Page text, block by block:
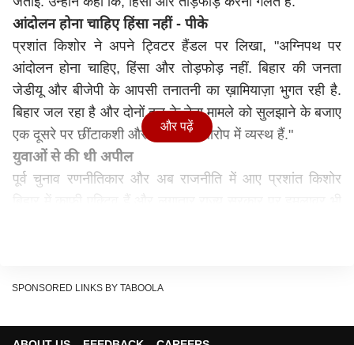
आंदोलन होना चाहिए हिंसा नहीं - पीके
प्रशांत किशोर ने अपने ट्विटर हैंडल पर लिखा, "अग्निपथ पर
आंदोलन होना चाहिए, हिंसा और तोड़फोड़ नहीं. बिहार की जनता
जेडीयू और बीजेपी के आपसी तनातनी का ख़ामियाज़ा भुगत रही है.
बिहार जल रहा है और दोनों दल के नेता मामले को सुलझाने के बजाए
एक दूसरे पर छींटाकशी और आरोप प्रत्यारोप में व्यस्थ हैं."
युवाओं से की थी अपील
पूर्व चुनाव रणनीतिकार और अब राजनीति में आए प्रशांत किशोर
अगर वे शांत रहेंगे तो उनकी आवाज सुनने को सरकार मजबूर होगी.’’
और पढ़ें
SPONSORED LINKS BY TABOOLA